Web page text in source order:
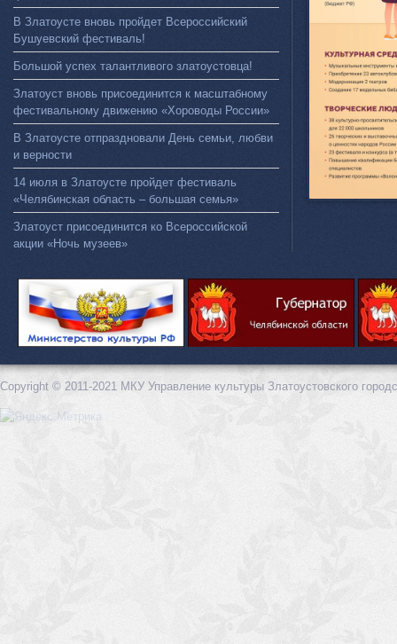
В Златоусте вновь пройдет Всероссийский
Бушуевский фестиваль!
Большой успех талантливого златоустовца!
Златоуст вновь присоединится к масштабному
фестивальному движению «Хороводы России»
В Златоусте отпраздновали День семьи, любви
и верности
14 июля в Златоусте пройдет фестиваль
«Челябинская область – большая семья»
Златоуст присоединится ко Всероссийской
акции «Ночь музеев»
Copyright © 2011-2021 МКУ Управление культуры Златоустовского